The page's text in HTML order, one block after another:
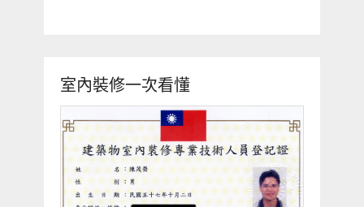
室內裝修一次看懂